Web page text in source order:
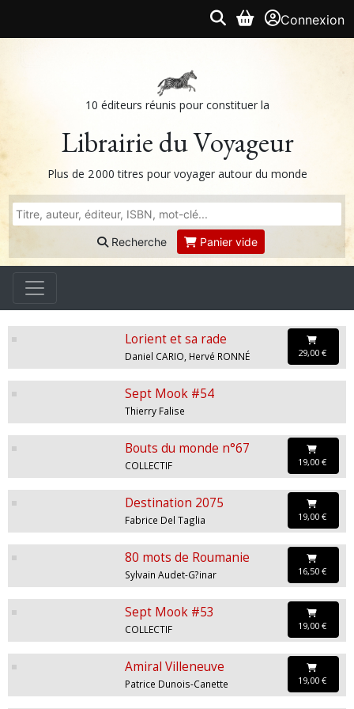
Connexion
10 éditeurs réunis pour constituer la
Librairie du Voyageur
Plus de 2 000 titres pour voyager autour du monde
Recherche Panier vide
Lorient et sa rade
Daniel CARIO, Hervé RONNÉ 29,00 €
Sept Mook #54
Thierry Falise
Bouts du monde n°67
COLLECTIF 19,00 €
Destination 2075
Fabrice Del Taglia 19,00 €
80 mots de Roumanie
Sylvain Audet-G?inar 16,50 €
Sept Mook #53
COLLECTIF 19,00 €
Amiral Villeneuve
Patrice Dunois-Canette 19,00 €